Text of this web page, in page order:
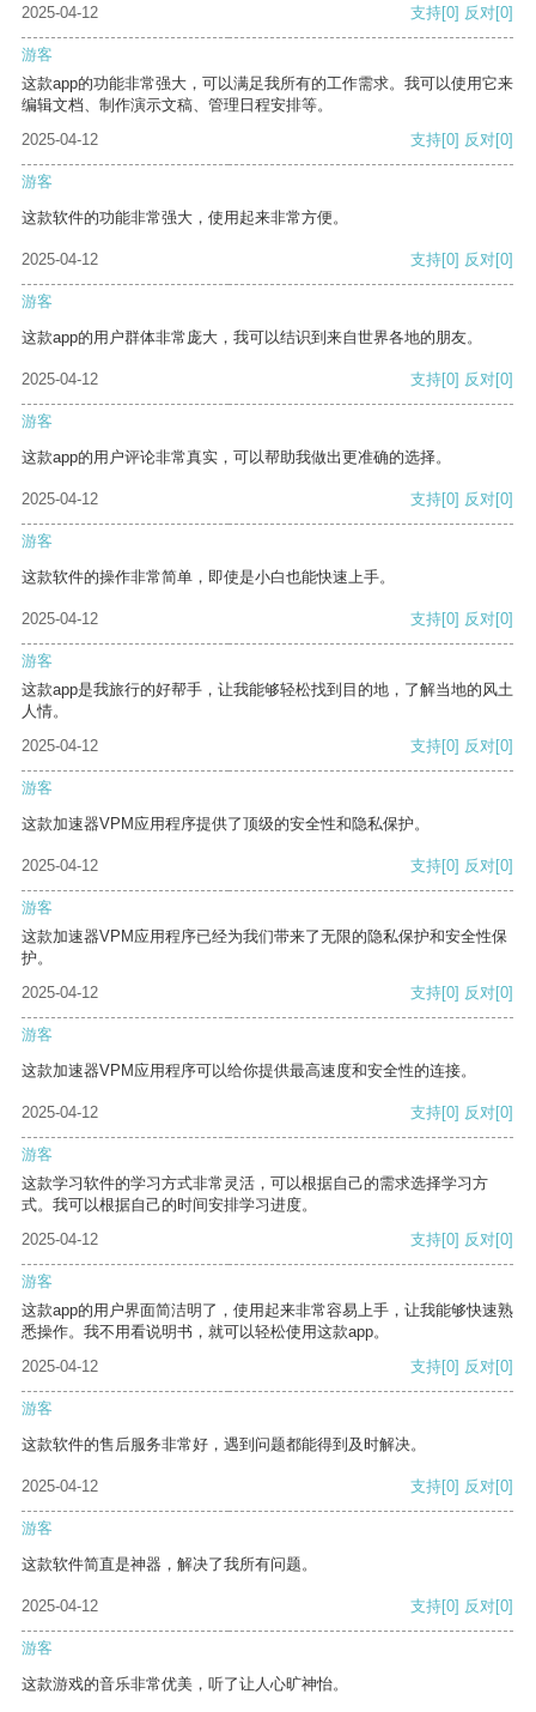
2025-04-12 支持[0] 反对[0]
游客
这款app的功能非常强大，可以满足我所有的工作需求。我可以使用它来
编辑文档、制作演示文稿、管理日程安排等。
2025-04-12
支持[0] 反对[0]
游客
这款软件的功能非常强大，使用起来非常方便。
2025-04-12 支持[0] 反对[0]
游客
这款app的用户群体非常庞大，我可以结识到来自世界各地的朋友。
2025-04-12 支持[0] 反对[0]
游客
这款app的用户评论非常真实，可以帮助我做出更准确的选择。
2025-04-12 支持[0] 反对[0]
游客
这款软件的操作非常简单，即使是小白也能快速上手。
2025-04-12 支持[0] 反对[0]
游客
这款app是我旅行的好帮手，让我能够轻松找到目的地，了解当地的风土
人情。
2025-04-12
支持[0] 反对[0]
游客
这款加速器VPM应用程序提供了顶级的安全性和隐私保护。
2025-04-12 支持[0] 反对[0]
游客
这款加速器VPM应用程序已经为我们带来了无限的隐私保护和安全性保
护。
2025-04-12
支持[0] 反对[0]
游客
这款加速器VPM应用程序可以给你提供最高速度和安全性的连接。
2025-04-12 支持[0] 反对[0]
游客
这款学习软件的学习方式非常灵活，可以根据自己的需求选择学习方
式。我可以根据自己的时间安排学习进度。
2025-04-12
支持[0] 反对[0]
游客
这款app的用户界面简洁明了，使用起来非常容易上手，让我能够快速熟
悉操作。我不用看说明书，就可以轻松使用这款app。
2025-04-12
支持[0] 反对[0]
游客
这款软件的售后服务非常好，遇到问题都能得到及时解决。
2025-04-12 支持[0] 反对[0]
游客
这款软件简直是神器，解决了我所有问题。
2025-04-12 支持[0] 反对[0]
游客
这款游戏的音乐非常优美，听了让人心旷神怡。